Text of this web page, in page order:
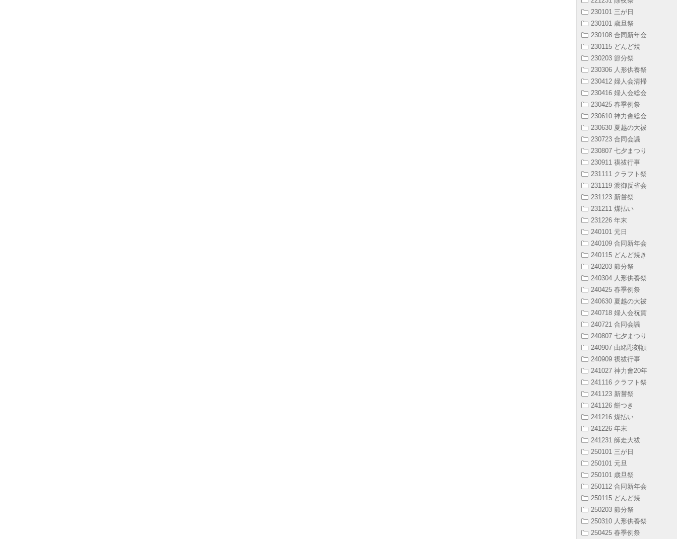
230101 三が日
230101 歳旦祭
230108 合同新年会
230115 どんど焼
230203 節分祭
230306 人形供養祭
230412 婦人会清掃
230416 婦人会総会
230425 春季例祭
230610 神力會総会
230630 夏越の大祓
230723 合同会議
230807 七夕まつり
230911 禊祓行事
231111 クラフト祭
231119 渡御反省会
231123 新嘗祭
231211 煤払い
231226 年末
240101 元日
240109 合同新年会
240115 どんど焼き
240203 節分祭
240304 人形供養祭
240425 春季例祭
240630 夏越の大祓
240718 婦人会祝賀
240721 合同会議
240807 七夕まつり
240907 由緒彫刻額
240909 禊祓行事
241027 神力會20年
241116 クラフト祭
241123 新嘗祭
241126 餅つき
241216 煤払い
241226 年末
241231 師走大祓
250101 三が日
250101 元旦
250101 歳旦祭
250112 合同新年会
250115 どんど焼
250203 節分祭
250310 人形供養祭
250425 春季例祭